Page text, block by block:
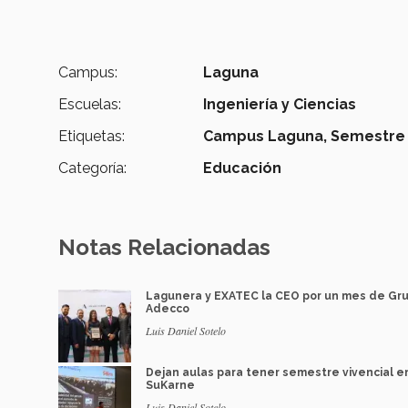
Campus:
Laguna
Escuelas:
Ingeniería y Ciencias
Etiquetas:
Campus Laguna, Semestre
Categoría:
Educación
Notas Relacionadas
Lagunera y EXATEC la CEO por un mes de
Adecco
Luis Daniel Sotelo
Dejan aulas para tener semestre vivencial
SuKarne